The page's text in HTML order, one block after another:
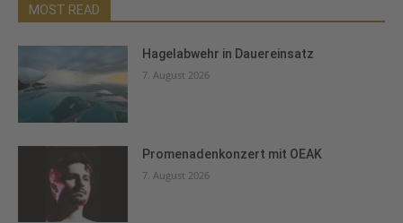
MOST READ
Hagelabwehr in Dauereinsatz
7. August 2026
Promenadenkonzert mit OEAK
7. August 2026